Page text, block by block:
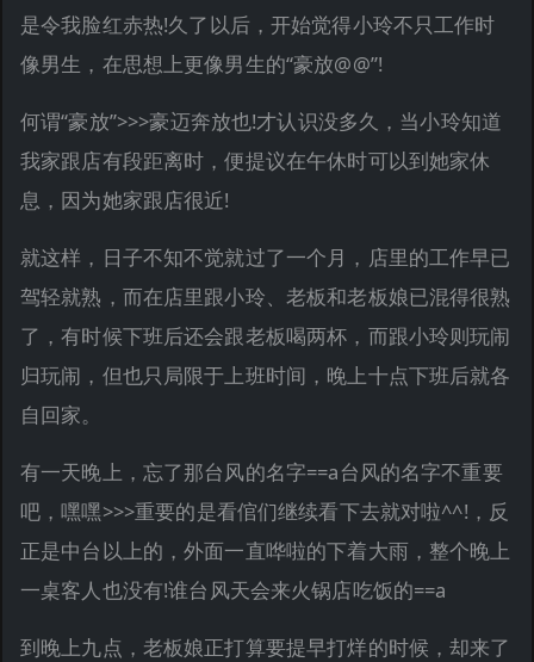
是令我脸红赤热!久了以后，开始觉得小玲不只工作时
像男生，在思想上更像男生的“豪放@@”!
何谓“豪放”>>>豪迈奔放也!才认识没多久，当小玲知道
我家跟店有段距离时，便提议在午休时可以到她家休
息，因为她家跟店很近!
就这样，日子不知不觉就过了一个月，店里的工作早已
驾轻就熟，而在店里跟小玲、老板和老板娘已混得很熟
了，有时候下班后还会跟老板喝两杯，而跟小玲则玩闹
归玩闹，但也只局限于上班时间，晚上十点下班后就各
自回家。
有一天晚上，忘了那台风的名字==a台风的名字不重要
吧，嘿嘿>>>重要的是看倌们继续看下去就对啦^^!，反
正是中台以上的，外面一直哗啦的下着大雨，整个晚上
一桌客人也没有!谁台风天会来火锅店吃饭的==a
到晚上九点，老板娘正打算要提早打烊的时候，却来了